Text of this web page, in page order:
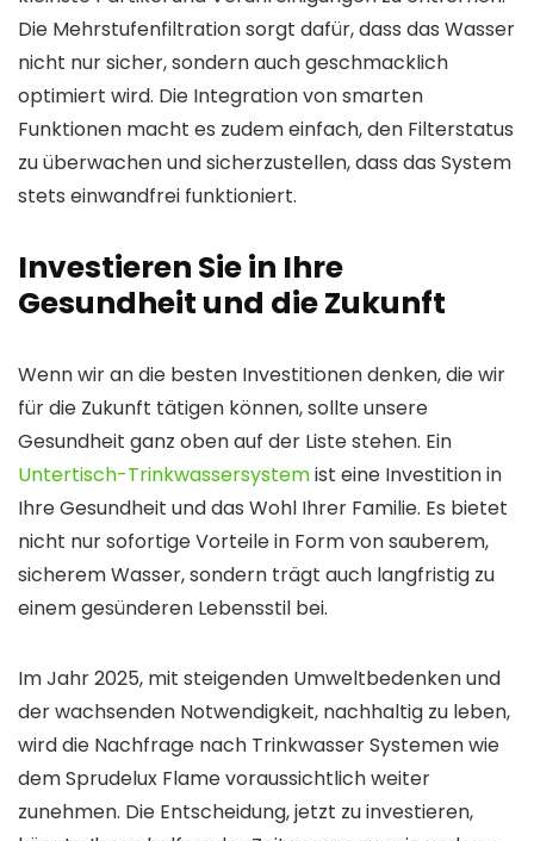
Die Mehrstufenfiltration sorgt dafür, dass das Wasser
nicht nur sicher, sondern auch geschmacklich
optimiert wird. Die Integration von smarten
Funktionen macht es zudem einfach, den Filterstatus
zu überwachen und sicherzustellen, dass das System
stets einwandfrei funktioniert.
Investieren Sie in Ihre
Gesundheit und die Zukunft
Wenn wir an die besten Investitionen denken, die wir
für die Zukunft tätigen können, sollte unsere
Gesundheit ganz oben auf der Liste stehen. Ein
Untertisch-Trinkwassersystemist eine Investition in
Ihre Gesundheit und das Wohl Ihrer Familie. Es bietet
nicht nur sofortige Vorteile in Form von sauberem,
sicherem Wasser, sondern trägt auch langfristig zu
einem gesünderen Lebensstil bei.
Im Jahr 2025, mit steigenden Umweltbedenken und
der wachsenden Notwendigkeit, nachhaltig zu leben,
wird die Nachfrage nach Trinkwasser Systemen wie
dem Sprudelux Flame voraussichtlich weiter
zunehmen. Die Entscheidung, jetzt zu investieren,